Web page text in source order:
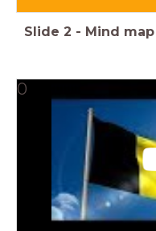
Slide 2 - Mind map
0